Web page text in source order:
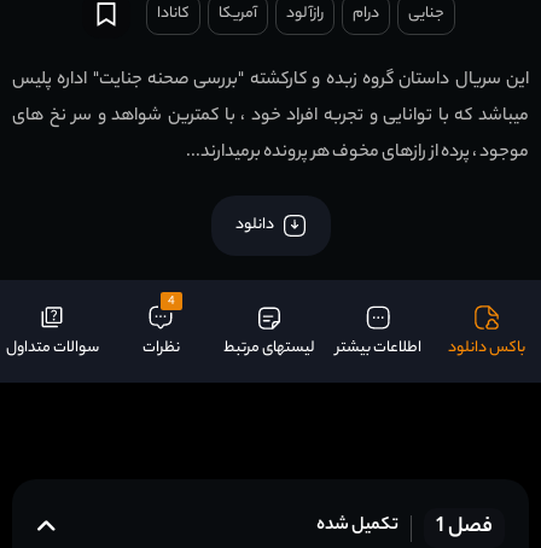
جنایی درام رازآلود آمریکا کانادا
این سریال داستان گروه زبده و كاركشته "بررسی صحنه جنایت" اداره پلیس
میباشد كه با توانایی و تجربه افراد خود ، با كمترین شواهد و سر نخ های
موجود ، پرده از رازهای مخوف هر پرونده برمیدارند...
دانلود
باکس دانلود اطلاعات بیشتر لیستهای مرتبط
4
نظرات سوالات متداول
فصل 1 تکمیل شده